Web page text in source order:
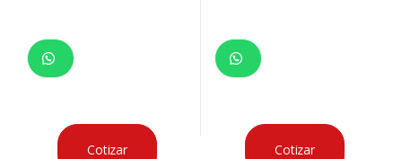
Cotizar Cotizar